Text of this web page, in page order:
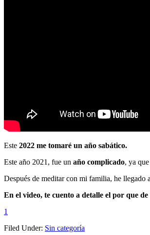
Este 2022 me tomaré un año sabático.
Este año 2021, fue un año complicado, ya
Después de meditar con mi familia, he llegado
En el video, te cuento a detalle el por que de
1
Filed Under: Sin categoría